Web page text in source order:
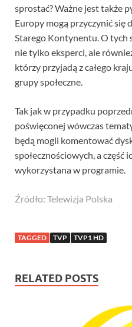
sprostać? Ważne jest także
Europy mogą przyczynić się
Starego Kontynentu. O tych
nie tylko eksperci, ale
którzy przyjadą z całego
grupy społeczne.
Tak jak w przypadku
poświęconej wówczas
będą mogli komentować
społecznościowych, a część
wykorzystana w programie.
Źródło: Telewizja Polska
TAGGED TVP TVP1 HD
RELATED POSTS